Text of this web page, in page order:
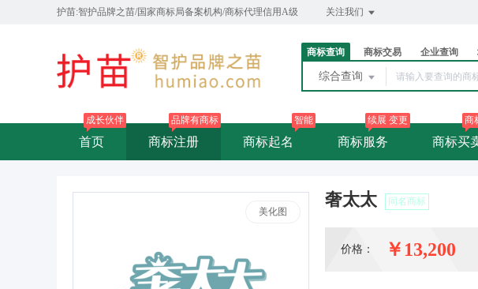
护苗:智护品牌之苗/国家商标局备案机构/商标代理信用A级 关注我们
商标查询 商标交易 企业查询
综合查询
首页
成长伙伴
商标注册
品牌有商标
商标起名
智能
商标服务
续展 变更
商标买
商
美化图
奢太太 同名商标
价格： ￥13,200